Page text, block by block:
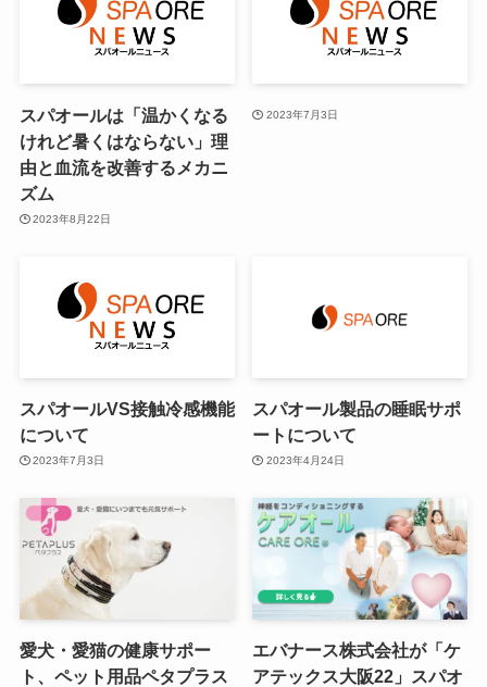
スパオールは「温かくなる
けれど暑くはならない」理
由と血流を改善するメカニ
ズム
2023年8月22日
2023年7月3日
スパオールVS接触冷感機能
について
2023年7月3日
スパオール製品の睡眠サポ
ートについて
2023年4月24日
愛犬・愛猫の健康サポー
ト、ペット用品ペタプラス
エバナース株式会社が「ケ
アテックス大阪22」スパオ